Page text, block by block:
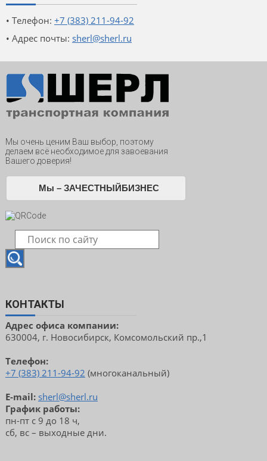
• Телефон: +7 (383) 211-94-92
• Адрес почты: sherl@sherl.ru
Мы очень ценим Ваш выбор, поэтому
делаем всё необходимое для завоевания
Вашего доверия!
Мы – ЗАЧЕСТНЫЙБИЗНЕС
КОНТАКТЫ
Адрес офиса компании:
630004, г. Новосибирск, Комсомольский пр.,1
Телефон:
+7 (383) 211-94-92 (многоканальный)
E-mail: sherl@sherl.ru
График работы:
пн-пт с 9 до 18 ч,
сб, вс – выходные дни.